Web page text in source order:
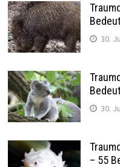
30.
30.
– 55